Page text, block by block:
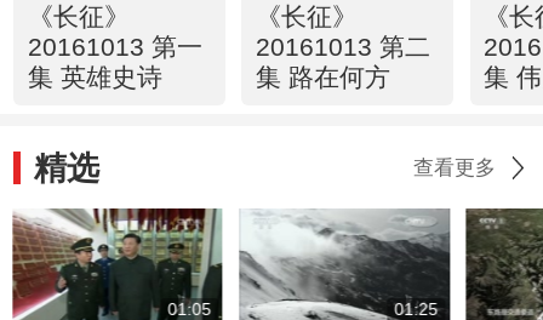
《长征》
20161013 第一
集 英雄史诗
《长征》
20161013 第二
集 路在何方
《
集
精选 查看更多
01:05 01:25